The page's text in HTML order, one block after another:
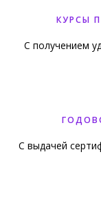
КУРСЫ
С получением
С выдачей